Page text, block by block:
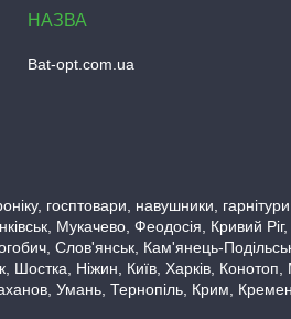
Bat-opt.com.ua
госптовари, навушники,
Мукачево, Феодосія, Кривий
Слов'янськ, Кам'янець-
Шостка, Ніжин, Київ, Харків,
Умань, Тернопіль, Крим,